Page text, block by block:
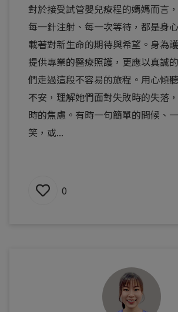
對於接受試管嬰兒療程的媽媽而言
每一針注射、每一次等待，都是身
載著對新生命的期待與希望。身為
提供專業的醫療照護，更應以真誠
們走過這段不容易的旅程。用心傾
不安，理解她們面對失敗時的失落
時的焦慮。有時一句簡單的問候、
笑，或...
0